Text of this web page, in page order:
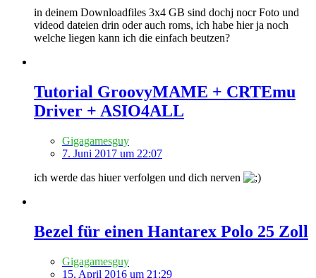
in deinem Downloadfiles 3x4 GB sind dochj nocr Foto und
videod dateien drin oder auch roms, ich habe hier ja noch
welche liegen kann ich die einfach beutzen?
Tutorial GroovyMAME + CRTEmu
Driver + ASIO4ALL
Gigagamesguy
7. Juni 2017 um 22:07
ich werde das hiuer verfolgen und dich nerven
Bezel für einen Hantarex Polo 25 Zoll
Gigagamesguy
15. April 2016 um 21:29